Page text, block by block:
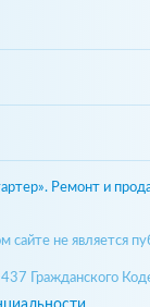
Ремонт и
сайте не является
Гражданского